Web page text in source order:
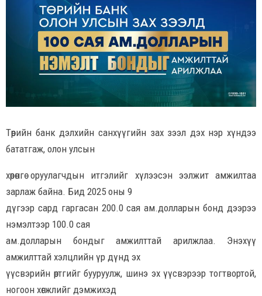
Төрийн банк дэлхийн санхүүгийн зах зээл дэх нэр хүндээ
бататгаж, олон улсын
хөрөнгө оруулагчдын итгэлийг хүлээсэн ээлжит амжилтаа
зарлаж байна. Бид 2025 оны 9
дүгээр сард гаргасан 200.0 сая ам.долларын бонд дээрээ
нэмэлтээр 100.0 сая
ам.долларын бондыг амжилттай арилжлаа. Энэхүү
амжилттай хэлцлийн үр дүнд эх
үүсвэрийн өртгийг бууруулж, шинэ эх үүсвэрээр тогтвортой,
ногоон хөгжлийг дэмжихэд